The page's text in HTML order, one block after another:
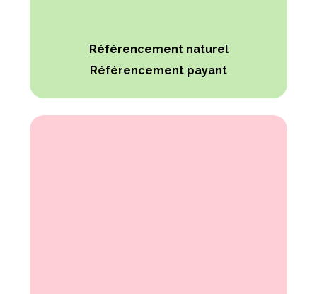
Référencement naturel
Référencement payant